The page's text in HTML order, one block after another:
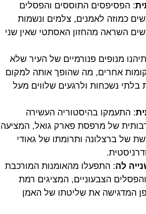
: הפסיפסים התוססים והפסלים
כמוזה לאמנים, צלמים ונשמות
השראה מהחזון האסתטי שאין שני
מנופים פנורמיים של העיר שלא
אחרים, מה שהופך אותה למקום
בלתי נשכחות ולרגעים שלווים מעל
: התעמקו בהיסטוריה העשירה
של מרפסת פארק גואל, המציעה
של ברצלונה ותרומתו של גאודי
לה: התפעלו מהאומנות המורכבת
הצבעוניים, המציגים רמת
המדגישה את שליטתו של האמן